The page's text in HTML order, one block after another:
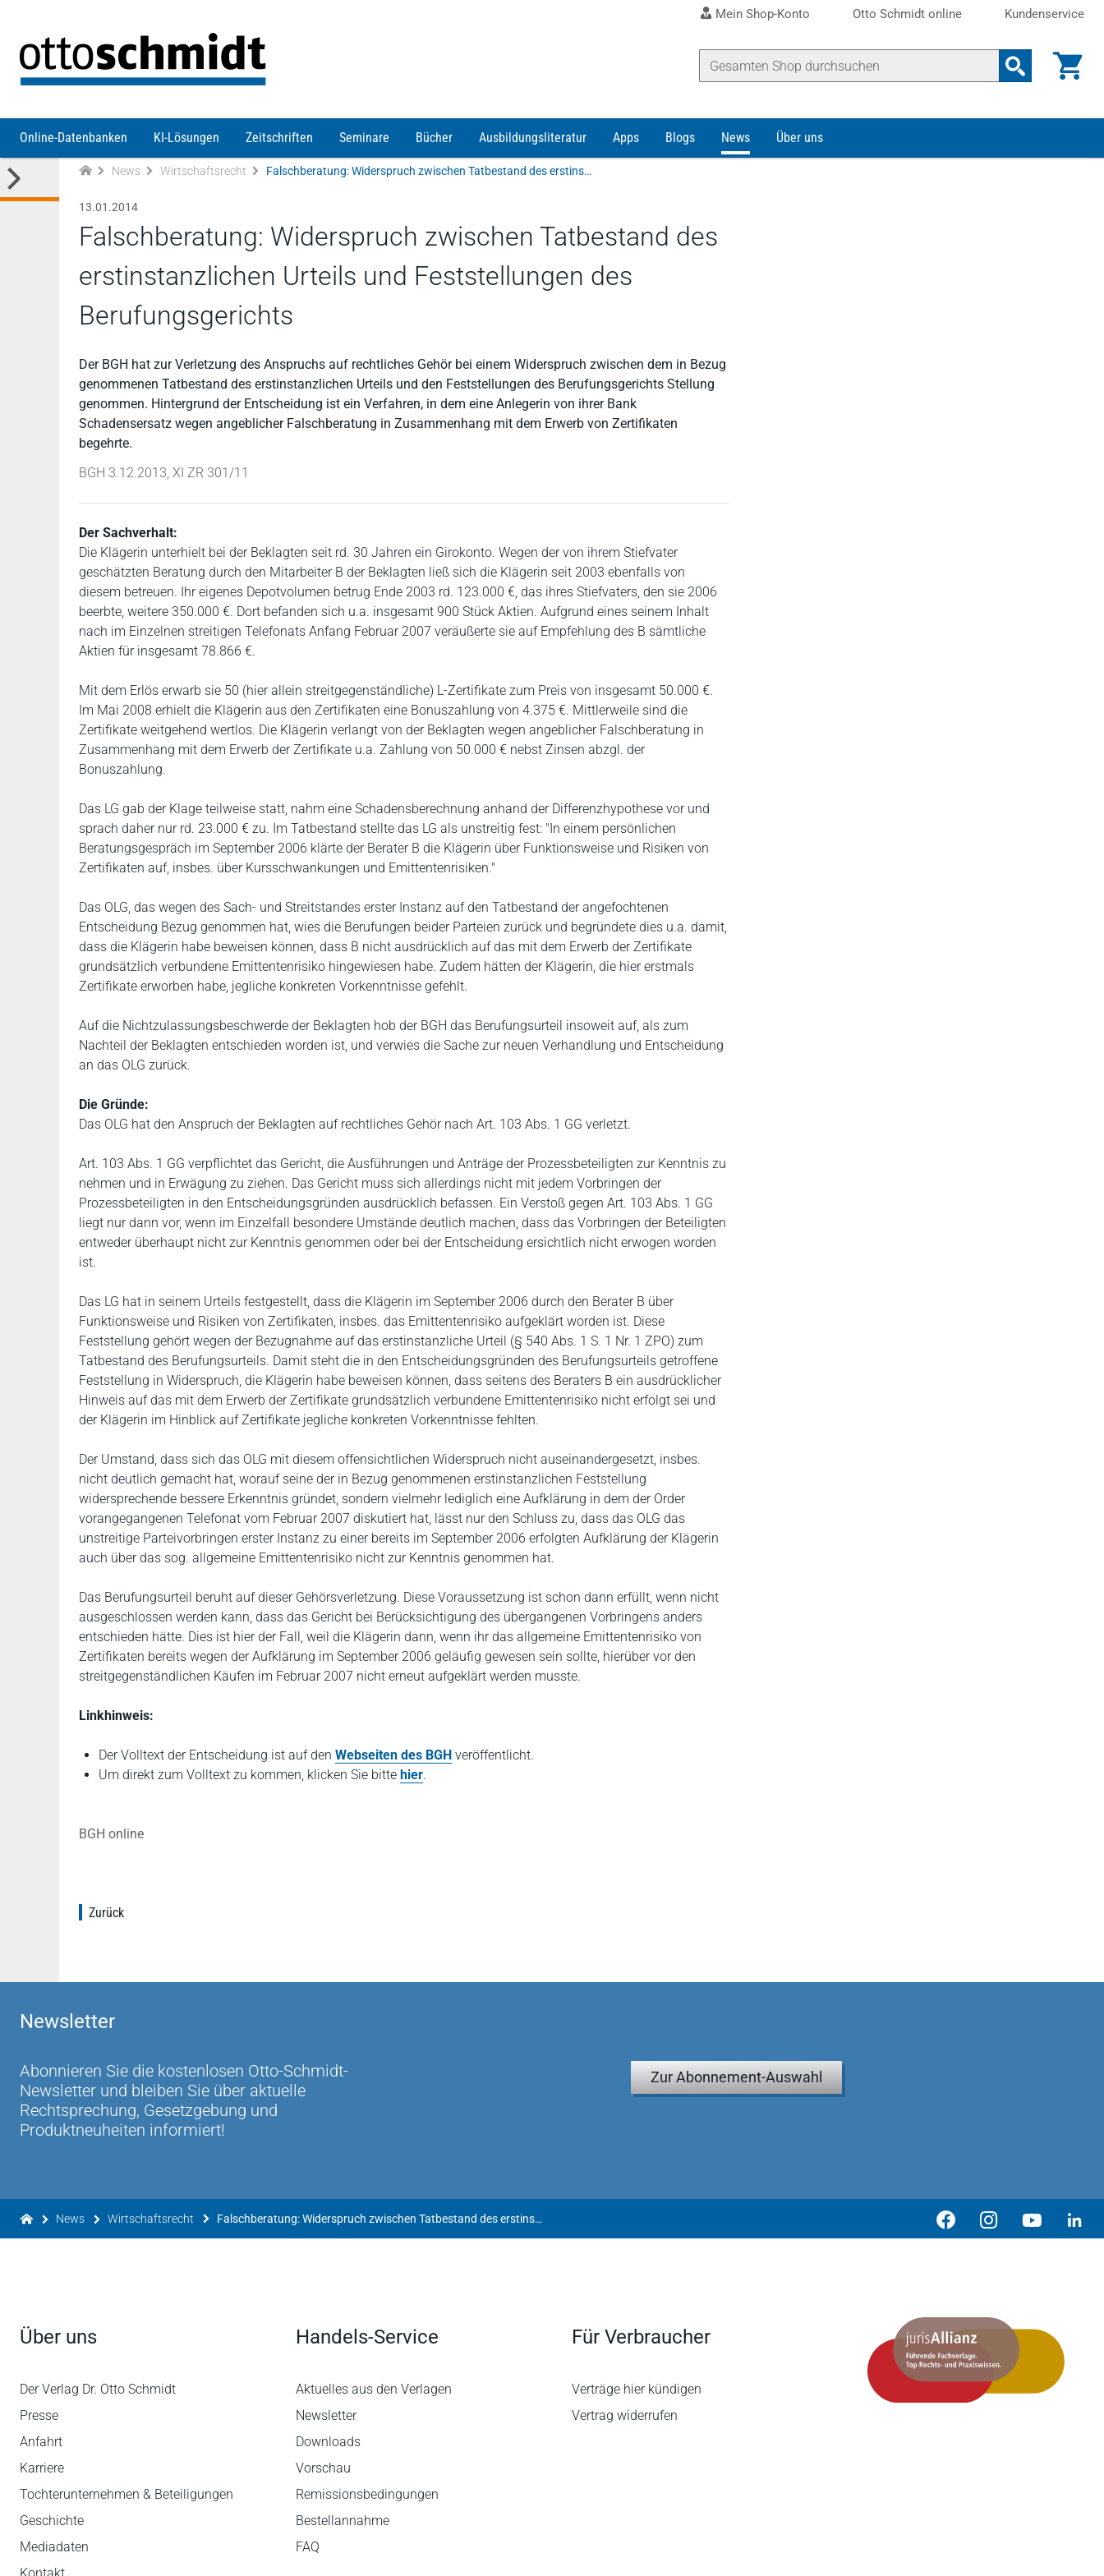
Mein Shop-Konto Otto Schmidt online Kundenservice
Online-Datenbanken KI-Lösungen Zeitschriften Seminare Bücher Ausbildungsliteratur Apps Blogs News Über uns
News Wirtschaftsrecht Falschberatung: Widerspruch zwischen Tatbestand des erstinstanzlichen Urteils und Feststellungen des Berufungsgerichts
13.01.2014
Falschberatung: Widerspruch zwischen Tatbestand des
erstinstanzlichen Urteils und Feststellungen des
Berufungsgerichts
Der BGH hat zur Verletzung des Anspruchs auf rechtliches Gehör bei einem Widerspruch zwischen dem in Bezug
genommenen Tatbestand des erstinstanzlichen Urteils und den Feststellungen des Berufungsgerichts Stellung
genommen. Hintergrund der Entscheidung ist ein Verfahren, in dem eine Anlegerin von ihrer Bank
Schadensersatz wegen angeblicher Falschberatung in Zusammenhang mit dem Erwerb von Zertifikaten
begehrte.
BGH 3.12.2013, XI ZR 301/11
Der Sachverhalt:
Die Klägerin unterhielt bei der Beklagten seit rd. 30 Jahren ein Girokonto. Wegen der von ihrem Stiefvater
geschätzten Beratung durch den Mitarbeiter B der Beklagten ließ sich die Klägerin seit 2003 ebenfalls von
diesem betreuen. Ihr eigenes Depotvolumen betrug Ende 2003 rd. 123.000 €, das ihres Stiefvaters, den sie 2006
beerbte, weitere 350.000 €. Dort befanden sich u.a. insgesamt 900 Stück Aktien. Aufgrund eines seinem Inhalt
nach im Einzelnen streitigen Telefonats Anfang Februar 2007 veräußerte sie auf Empfehlung des B sämtliche
Aktien für insgesamt 78.866 €.
Mit dem Erlös erwarb sie 50 (hier allein streitgegenständliche) L-Zertifikate zum Preis von insgesamt 50.000 €.
Im Mai 2008 erhielt die Klägerin aus den Zertifikaten eine Bonuszahlung von 4.375 €. Mittlerweile sind die
Zertifikate weitgehend wertlos. Die Klägerin verlangt von der Beklagten wegen angeblicher Falschberatung in
Zusammenhang mit dem Erwerb der Zertifikate u.a. Zahlung von 50.000 € nebst Zinsen abzgl. der
Bonuszahlung.
Das LG gab der Klage teilweise statt, nahm eine Schadensberechnung anhand der Differenzhypothese vor und
sprach daher nur rd. 23.000 € zu. Im Tatbestand stellte das LG als unstreitig fest: "In einem persönlichen
Beratungsgespräch im September 2006 klärte der Berater B die Klägerin über Funktionsweise und Risiken von
Zertifikaten auf, insbes. über Kursschwankungen und Emittentenrisiken."
Das OLG, das wegen des Sach- und Streitstandes erster Instanz auf den Tatbestand der angefochtenen
Entscheidung Bezug genommen hat, wies die Berufungen beider Parteien zurück und begründete dies u.a. damit,
dass die Klägerin habe beweisen können, dass B nicht ausdrücklich auf das mit dem Erwerb der Zertifikate
grundsätzlich verbundene Emittentenrisiko hingewiesen habe. Zudem hätten der Klägerin, die hier erstmals
Zertifikate erworben habe, jegliche konkreten Vorkenntnisse gefehlt.
Auf die Nichtzulassungsbeschwerde der Beklagten hob der BGH das Berufungsurteil insoweit auf, als zum
Nachteil der Beklagten entschieden worden ist, und verwies die Sache zur neuen Verhandlung und Entscheidung
an das OLG zurück.
Die Gründe:
Das OLG hat den Anspruch der Beklagten auf rechtliches Gehör nach Art. 103 Abs. 1 GG verletzt.
Art. 103 Abs. 1 GG verpflichtet das Gericht, die Ausführungen und Anträge der Prozessbeteiligten zur Kenntnis zu
nehmen und in Erwägung zu ziehen. Das Gericht muss sich allerdings nicht mit jedem Vorbringen der
Prozessbeteiligten in den Entscheidungsgründen ausdrücklich befassen. Ein Verstoß gegen Art. 103 Abs. 1 GG
liegt nur dann vor, wenn im Einzelfall besondere Umstände deutlich machen, dass das Vorbringen der Beteiligten
entweder überhaupt nicht zur Kenntnis genommen oder bei der Entscheidung ersichtlich nicht erwogen worden
ist.
Das LG hat in seinem Urteils festgestellt, dass die Klägerin im September 2006 durch den Berater B über
Funktionsweise und Risiken von Zertifikaten, insbes. das Emittentenrisiko aufgeklärt worden ist. Diese
Feststellung gehört wegen der Bezugnahme auf das erstinstanzliche Urteil (§ 540 Abs. 1 S. 1 Nr. 1 ZPO) zum
Tatbestand des Berufungsurteils. Damit steht die in den Entscheidungsgründen des Berufungsurteils getroffene
Feststellung in Widerspruch, die Klägerin habe beweisen können, dass seitens des Beraters B ein ausdrücklicher
Hinweis auf das mit dem Erwerb der Zertifikate grundsätzlich verbundene Emittentenrisiko nicht erfolgt sei und
der Klägerin im Hinblick auf Zertifikate jegliche konkreten Vorkenntnisse fehlten.
Der Umstand, dass sich das OLG mit diesem offensichtlichen Widerspruch nicht auseinandergesetzt, insbes.
nicht deutlich gemacht hat, worauf seine der in Bezug genommenen erstinstanzlichen Feststellung
widersprechende bessere Erkenntnis gründet, sondern vielmehr lediglich eine Aufklärung in dem der Order
vorangegangenen Telefonat vom Februar 2007 diskutiert hat, lässt nur den Schluss zu, dass das OLG das
unstreitige Parteivorbringen erster Instanz zu einer bereits im September 2006 erfolgten Aufklärung der Klägerin
auch über das sog. allgemeine Emittentenrisiko nicht zur Kenntnis genommen hat.
Das Berufungsurteil beruht auf dieser Gehörsverletzung. Diese Voraussetzung ist schon dann erfüllt, wenn nicht
ausgeschlossen werden kann, dass das Gericht bei Berücksichtigung des übergangenen Vorbringens anders
entschieden hätte. Dies ist hier der Fall, weil die Klägerin dann, wenn ihr das allgemeine Emittentenrisiko von
Zertifikaten bereits wegen der Aufklärung im September 2006 geläufig gewesen sein sollte, hierüber vor den
streitgegenständlichen Käufen im Februar 2007 nicht erneut aufgeklärt werden musste.
Linkhinweis:
Der Volltext der Entscheidung ist auf den Webseiten des BGH veröffentlicht.
Um direkt zum Volltext zu kommen, klicken Sie bitte hier.
BGH online
Zurück
Newsletter
Abonnieren Sie die kostenlosen Otto-Schmidt-
Newsletter und bleiben Sie über aktuelle
Rechtsprechung, Gesetzgebung und
Produktneuheiten informiert!
Zur Abonnement-Auswahl
News Wirtschaftsrecht Falschberatung: Widerspruch zwischen Tatbestand des erstinstanzlichen Urteils und Feststellungen des Berufungsgerichts
Über uns
Der Verlag Dr. Otto Schmidt
Presse
Anfahrt
Karriere
Tochterunternehmen & Beteiligungen
Geschichte
Mediadaten
Handels-Service
Aktuelles aus den Verlagen
Newsletter
Downloads
Vorschau
Remissionsbedingungen
Bestellannahme
FAQ
Für Verbraucher
Verträge hier kündigen
Vertrag widerrufen